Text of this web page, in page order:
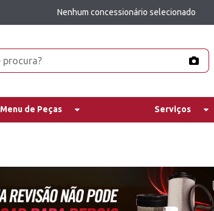
Nenhum concessionário selecionado
Menu de Peças Serviços